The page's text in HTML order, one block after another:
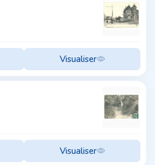
Visualiser
Visualiser